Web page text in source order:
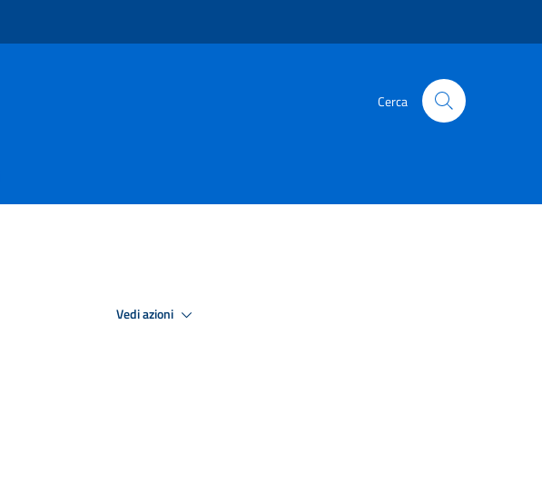
Cerca
Vedi azioni